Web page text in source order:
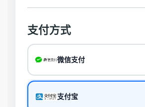
支付方式
微信支付
支付宝